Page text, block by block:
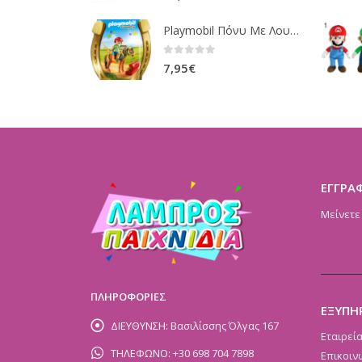
Playmobil Πόνυ Με Λουλουδάκια Και Κοριτσάκι 6968
7,95€
ΠΛΗΡΟΦΟΡΙΕΣ
ΔΙΕΥΘΥΝΣΗ: Βασιλίσσης Όλγας 167
ΤΗΛΕΦΩΝΟ: +30 698 704 7898
Εταιρεία